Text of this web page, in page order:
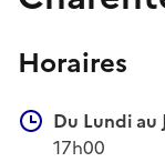
Horaires
Du Lundi au
17h00